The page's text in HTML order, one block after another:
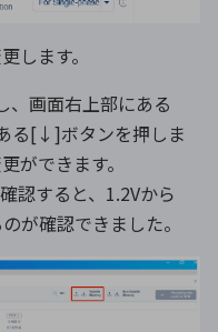
します。
、画面右上部にある
る[↓]ボタンを押しま
ができます。
認すると、1.2Vから
が確認できました。